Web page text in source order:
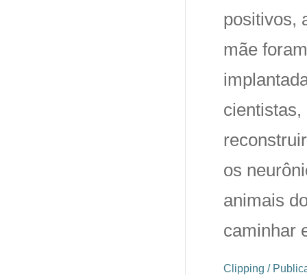
positivos,
mãe
os
animais
caminhar
Clipping /